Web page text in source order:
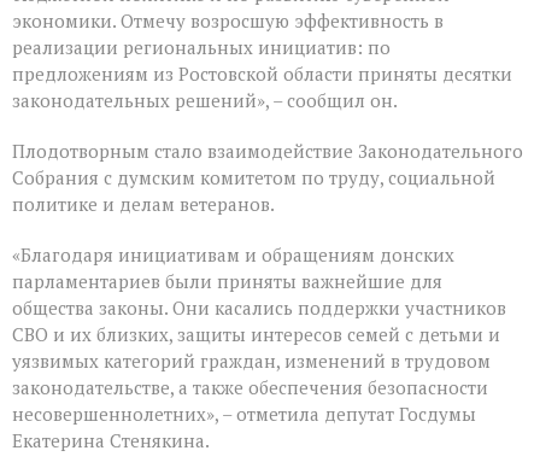
экономики. Отмечу возросшую эффективность в
реализации региональных инициатив: по
предложениям из Ростовской области приняты десятки
законодательных решений», – сообщил он.
Плодотворным стало взаимодействие Законодательного
Собрания с думским комитетом по труду, социальной
политике и делам ветеранов.
«Благодаря инициативам и обращениям донских
парламентариев были приняты важнейшие для
общества законы. Они касались поддержки участников
СВО и их близких, защиты интересов семей с детьми и
уязвимых категорий граждан, изменений в трудовом
законодательстве, а также обеспечения безопасности
несовершеннолетних», – отметила депутат Госдумы
Екатерина Стенякина.